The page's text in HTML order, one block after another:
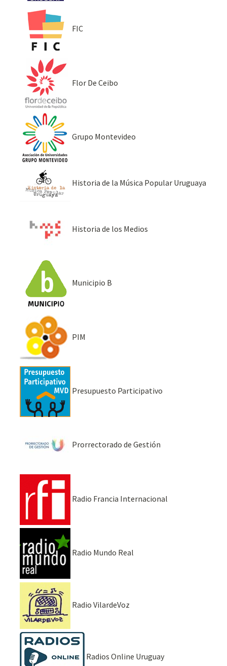
FIC
Flor De Ceibo
Grupo Montevideo
Historia de la Música Popular Uruguaya
Historia de los Medios
Municipio B
PIM
Presupuesto Participativo
Prorrectorado de Gestión
Radio Francia Internacional
Radio Mundo Real
Radio VilardeVoz
Radios Online Uruguay